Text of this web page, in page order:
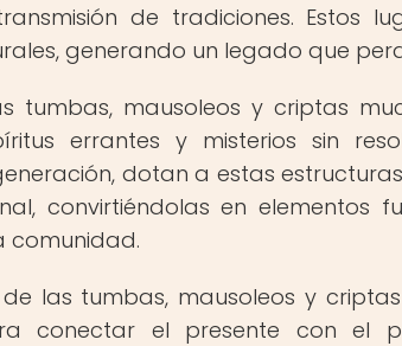
de tradiciones. Estos
generando un legado que
tumbas, mausoleos y criptas
errantes y misterios sin
dotan a estas
convirtiéndolas en elementos
comunidad.
las tumbas, mausoleos y
conectar el presente con el